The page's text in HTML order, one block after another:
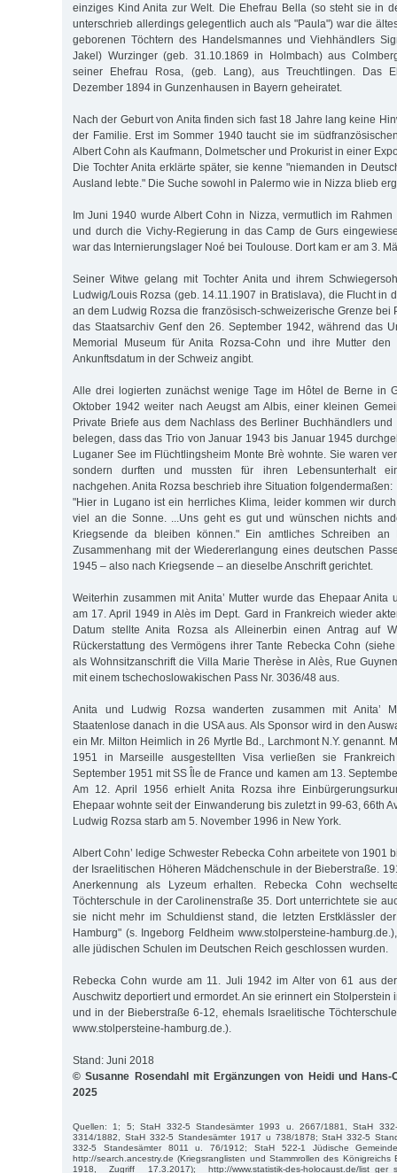
einziges Kind Anita zur Welt. Die Ehefrau Bella (so steht sie in
unterschrieb allerdings gelegentlich auch als "Paula") war die
geborenen Töchtern des Handelsmannes und Viehhändlers
Jakel) Wurzinger (geb. 31.10.1869 in Holmbach) aus
seiner Ehefrau Rosa, (geb. Lang), aus Treuchtlingen. Das
Dezember 1894 in Gunzenhausen in Bayern geheiratet.
Nach der Geburt von Anita finden sich fast 18 Jahre lang keine
der Familie. Erst im Sommer 1940 taucht sie im
Albert Cohn als Kaufmann, Dolmetscher und Prokurist in einer
Die Tochter Anita erklärte später, sie kenne "niemanden in
Ausland lebte." Die Suche sowohl in Palermo wie in Nizza blieb
Im Juni 1940 wurde Albert Cohn in Nizza, vermutlich im Rahmen
und durch die Vichy-Regierung in das Camp de Gurs
war das Internierungslager Noé bei Toulouse. Dort kam er am 3.
Seiner Witwe gelang mit Tochter Anita und ihrem
Ludwig/Louis Rozsa (geb. 14.11.1907 in Bratislava), die Flucht in
an dem Ludwig Rozsa die französisch-schweizerische Grenze bei
das Staatsarchiv Genf den 26. September 1942, während das
Memorial Museum für Anita Rozsa-Cohn und ihre Mutter
Ankunftsdatum in der Schweiz angibt.
Alle drei logierten zunächst wenige Tage im Hôtel de Berne in
Oktober 1942 weiter nach Aeugst am Albis, einer kleinen
Private Briefe aus dem Nachlass des Berliner Buchhändlers
belegen, dass das Trio von Januar 1943 bis Januar 1945
Luganer See im Flüchtlingsheim Monte Brè wohnte. Sie waren
sondern durften und mussten für ihren Lebensunterhalt
nachgehen. Anita Rozsa beschrieb ihre Situation folgendermaßen:
"Hier in Lugano ist ein herrliches Klima, leider kommen wir
viel an die Sonne. ...Uns geht es gut und wünschen nichts
Kriegsende da bleiben können." Ein amtliches Schreiben
Zusammenhang mit der Wiedererlangung eines deutschen
1945 – also nach Kriegsende – an dieselbe Anschrift gerichtet.
Weiterhin zusammen mit Anita’ Mutter wurde das Ehepaar Anita
am 17. April 1949 in Alès im Dept. Gard in Frankreich wieder
Datum stellte Anita Rozsa als Alleinerbin einen Antrag auf
Rückerstattung des Vermögens ihrer Tante Rebecka Cohn
als Wohnsitzanschrift die Villa Marie Therèse in Alès, Rue
mit einem tschechoslowakischen Pass Nr. 3036/48 aus.
Anita und Ludwig Rozsa wanderten zusammen mit Anita’
Staatenlose danach in die USA aus. Als Sponsor wird in den
ein Mr. Milton Heimlich in 26 Myrtle Bd., Larchmont N.Y. genannt.
1951 in Marseille ausgestellten Visa verließen sie
September 1951 mit SS Île de France und kamen am 13.
Am 12. April 1956 erhielt Anita Rozsa ihre
Ehepaar wohnte seit der Einwanderung bis zuletzt in 99-63, 66th
Ludwig Rozsa starb am 5. November 1996 in New York.
Albert Cohn’ ledige Schwester Rebecka Cohn arbeitete von 1901
der Israelitischen Höheren Mädchenschule in der Bieberstraße.
Anerkennung als Lyzeum erhalten. Rebecka Cohn
Töchterschule in der Carolinenstraße 35. Dort unterrichtete sie
sie nicht mehr im Schuldienst stand, die letzten Erstklässler
Hamburg" (s. Ingeborg Feldheim www.stolpersteine-
alle jüdischen Schulen im Deutschen Reich geschlossen wurden.
Rebecka Cohn wurde am 11. Juli 1942 im Alter von 61 aus
Auschwitz deportiert und ermordet. An sie erinnert ein Stolperstein
und in der Bieberstraße 6-12, ehemals Israelitische
www.stolpersteine-hamburg.de.).
Stand: Juni 2018
© Susanne Rosendahl mit Ergänzungen von Heidi und Hans-
2025
Quellen: 1; 5; StaH 332-5 Standesämter 1993 u. 2667/1881, StaH
3314/1882, StaH 332-5 Standesämter 1917 u 738/1878; StaH 332-5
332-5 Standesämter 8011 u. 76/1912; StaH 522-1 Jüdische
http://search.ancestry.de (Kriegsranglisten und Stammrollen des Königreichs
1918, Zugriff 17.3.2017); http://www.statistik-des-holocaust.de/